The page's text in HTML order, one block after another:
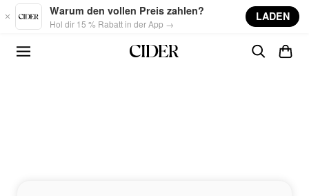
Skip to main content
Warum den vollen Preis zahlen?
Hol dir 15 % Rabatt in der App →
LADEN